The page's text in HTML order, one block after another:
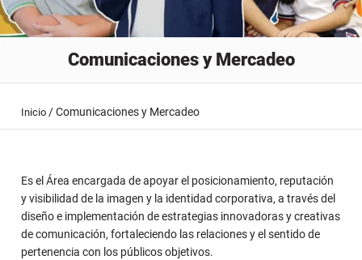
Comunicaciones y Mercadeo
Inicio /Comunicaciones y Mercadeo
Es el Área encargada de apoyar el posicionamiento, reputación
y visibilidad de la imagen y la identidad corporativa, a través del
diseño e implementación de estrategias innovadoras y creativas
de comunicación, fortaleciendo las relaciones y el sentido de
pertenencia con los públicos objetivos.